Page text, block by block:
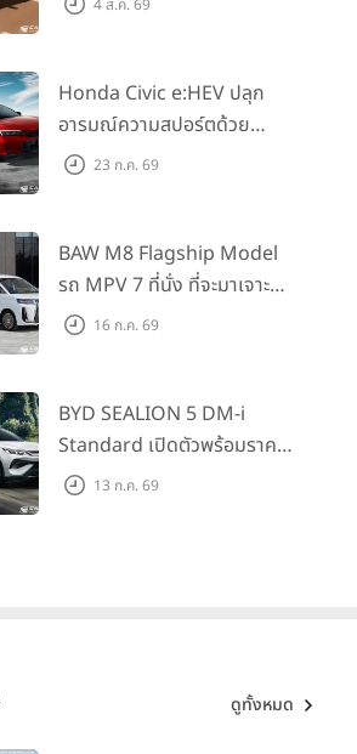
Honda Civic e:HEV ปลุก
อารมณ์ความสปอร์ตด้วย
Honda S+ Shift ครั้งแรกใน
Traffic Monitor เพียงจอง
ภายใน 31 ก.ค. 2569 รับบัตร
น้ำมันมูลค่า 10,000 บาท
23 ก.ค. 69
BAW M8 Flagship Model
รถ MPV 7 ที่นั่ง ที่จะมาเจาะ
ตลาดครอบครัวและองค์กรยุค
แรก)
16 ก.ค. 69
BYD SEALION 5 DM-i
Standard เปิดตัวพร้อมราคา
คาดการณ์ 699,900 บาท รุ่น
13 ก.ค. 69
ดูทั้งหมด